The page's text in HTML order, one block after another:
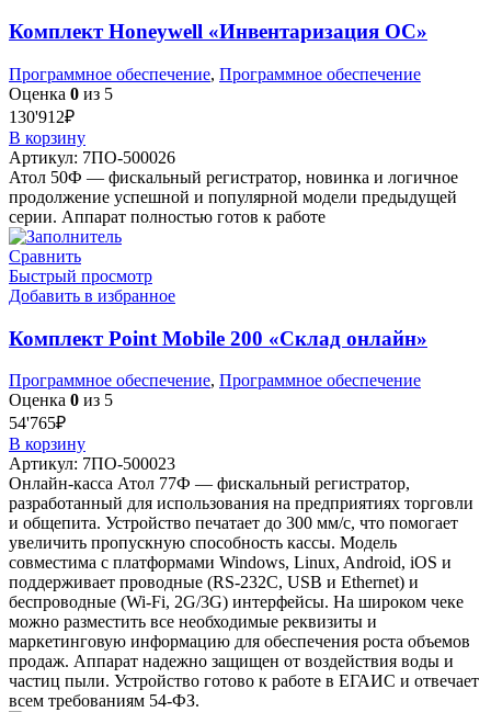
Комплект Honeywell «Инвентаризация ОС»
Программное обеспечение, Программное обеспечение
Оценка 0 из 5
130'912₽
В корзину
Артикул: 7ПО-500026
Атол 50Ф — фискальный регистратор, новинка и логичное
продолжение успешной и популярной модели предыдущей
серии. Аппарат полностью готов к работе
Сравнить
Быстрый просмотр
Добавить в избранное
Комплект Point Mobile 200 «Склад онлайн»
Программное обеспечение, Программное обеспечение
Оценка 0 из 5
54'765₽
В корзину
Артикул: 7ПО-500023
Онлайн-касса Атол 77Ф — фискальный регистратор,
разработанный для использования на предприятиях торговли
и общепита. Устройство печатает до 300 мм/c, что помогает
увеличить пропускную способность кассы. Модель
совместима с платформами Windows, Linux, Android, iOS и
поддерживает проводные (RS-232C, USB и Ethernet) и
беспроводные (Wi-Fi, 2G/3G) интерфейсы. На широком чеке
можно разместить все необходимые реквизиты и
маркетинговую информацию для обеспечения роста объемов
продаж. Аппарат надежно защищен от воздействия воды и
частиц пыли. Устройство готово к работе в ЕГАИС и отвечает
всем требованиям 54-ФЗ.